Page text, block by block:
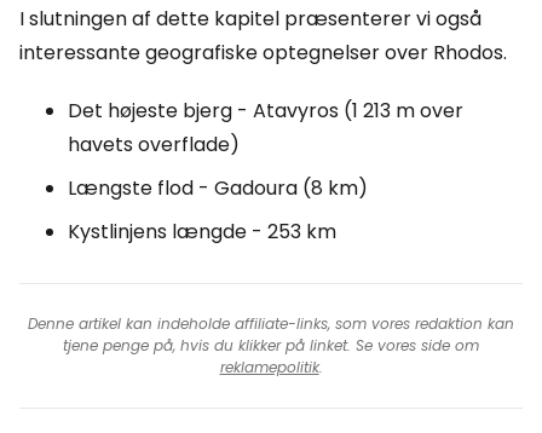
I slutningen af dette kapitel præsenterer vi også
interessante geografiske optegnelser over Rhodos.
Det højeste bjerg - Atavyros (1 213 m over
havets overflade)
Længste flod - Gadoura (8 km)
Kystlinjens længde - 253 km
Denne artikel kan indeholde affiliate-links, som vores redaktion kan
tjene penge på, hvis du klikker på linket. Se vores side om
reklamepolitik.